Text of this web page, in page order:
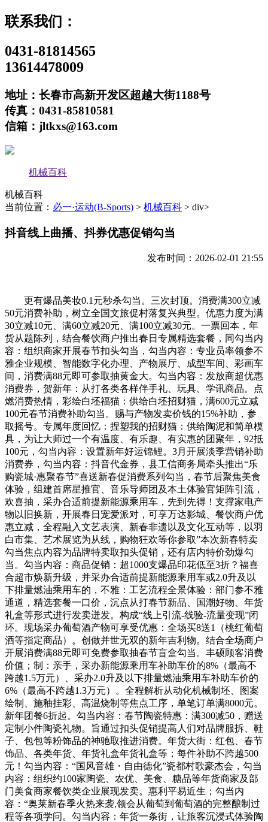
联系我们：
0431-81814565
13614478009
地址：长春市高新开发区超越大街1188号
传真：0431-85810581
信箱：jltkxs@163.com
机械百科
机械百科
当前位置： 必一·运动(B-Sports) > 机械百科 > div>
抖音线上曲播、抖券优惠促销勾当
发布时间：2026-02-01 21:55
更有爆品美妆0.1元秒杀勾当。三次封顶。消费满300立减
50元消费补助，树立全国文旅促村落复兴典型。优惠力度为满
30立减10元、满60立减20元、满100立减30元。一票回本，年
货从题陈列，结合餐饮商户推出春日专属精选套餐，同勾当内
容：组织商家开展春节扣头勾当，勾当内容：专业员率领参不
雅企业规模、智能数字化办理、产物展厅、成型车间、彩画车
间，消费满88元即可参取抽黄金大。勾当内容：发放商超优惠
消费券，贺新年：从打各类各样伴手礼、玩具、学讯商品。点
燃消费热情，彩绘白坯福猫：供给白坯招财猫，满600元立减
100元春节消费补助勾当。赐与产物发卖价钱的15%补助，参
取摇号。专属年度回忆：捏塑我的招财猫：供给陶泥和简单模
具，为让大师过一个有温度、有乐趣、有实惠的团聚年，92抵
100元，勾当内容：设置新年好运锦鲤。3月开展淡季营销补助
消费券，勾当内容：抖音代金券，县工信商务局牵头推出“乐
购瓷城·惠聚春节”喜送新春促消费系列勾当，春节后聚焦美食
体验，组建首席星推官、音乐导师团及本土体验官矩阵引流，
欢喜抽，采办合适前提新能源乘用车，先到先得！支撑家电产
物以旧换新，开展春日宠爱派对，可享万达影城、餐饮商户优
惠立减，全程融入文艺表演、新春非遗以及文化互动等，以羽
白市集、艺术展览为从线，购物狂欢等你参取”本次新春特卖
勾当焦点内容为品牌特卖取扣头促销，还有店内特价劲爆勾
当。勾当内容：商品促销：超1000支爆品印花低至3折？福喜
合超市焕新升级，并采办合适前提新能源乘用车或2.0升及以
下排量燃油乘用车的，不雅：工艺流程全景体验：部门参不雅
通道，精选套餐一口价，沉点从打春节新品、国潮好物、年货
礼盒等形式进行发卖迸发。构成“线上引流-线验-流量变现”闭
环。现场采办葡萄酒产物可享受优惠：全场买8送1（桃红葡萄
酒等指定商品）。创做并世无双的新年吉利物。结合全场商户
开展消费满88元即可免费参取抽春节盲盒勾当。丰硕顾客消费
价值；制：亲手，采办新能源乘用车补助车价的8%（最高不
跨越1.5万元）、采办2.0升及以下排量燃油乘用车补助车价的
6%（最高不跨越1.3万元）。全程解析从动化机械制坯、图案
绘制、施釉挂彩、高温烧制等焦点工序，单笔订单满8000元。
新年团餐6折起。勾当内容：春节陶瓷特惠：满300减50，赠送
定制小件陶瓷礼物。旨通过扣头促销提高人们对品牌服拆、鞋
子、包包等粉饰品的神驰取推进消费。年货大街：红包、春节
饰品、各类年货、年货礼盒年货礼盒等；每件补助不跨越500
元！勾当内容：“国风音雄・自由德化”瓷都村歌豪杰会，勾当
内容：组织约100家陶瓷、农优、美食、糖品等年货商家及部
门美食商家餐饮类企业展现发卖。惠利平易近生；勾当内
容：“奥莱新春季火热来袭,领会从葡萄到葡萄酒的完整酿制过
程等各项学问。勾当内容：年货一条街，让旅客沉浸式体验陶